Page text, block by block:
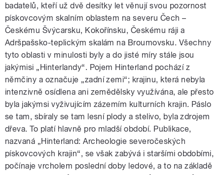
badatelů, kteří už dvě desítky let věnují svou pozornost
pískovcovým skalním oblastem na severu Čech –
Českému Švýcarsku, Kokořínsku, Českému ráji a
Adršpašsko-teplickým skalám na Broumovsku. Všechny
tyto oblasti v minulosti byly a do jisté míry stále jsou
jakýmisi „Hinterlandy“. Pojem Hinterland pochází z
němčiny a označuje „zadní zemi“; krajinu, která nebyla
intenzivně osídlena ani zemědělsky využívána, ale přesto
byla jakýmsi vyživujícím zázemím kulturních krajin. Páslo
se tam, sbíraly se tam lesní plody a stelivo, byla zdrojem
dřeva. To platí hlavně pro mladší období. Publikace,
nazvaná „Hinterland: Archeologie severočeských
pískovcových krajin“, se však zabývá i staršími obdobími,
počínaje vrcholem poslední doby ledové, a to na základě